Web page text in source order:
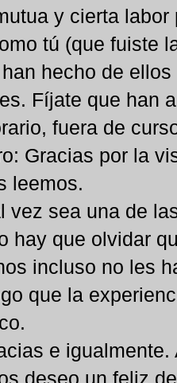
y cierta
tú (que fuiste
hecho de
Fíjate que han
fuera de
Gracias por la
leemos.
vez sea una de
hay que olvidar
incluso no les
que la
e
deseo un feliz